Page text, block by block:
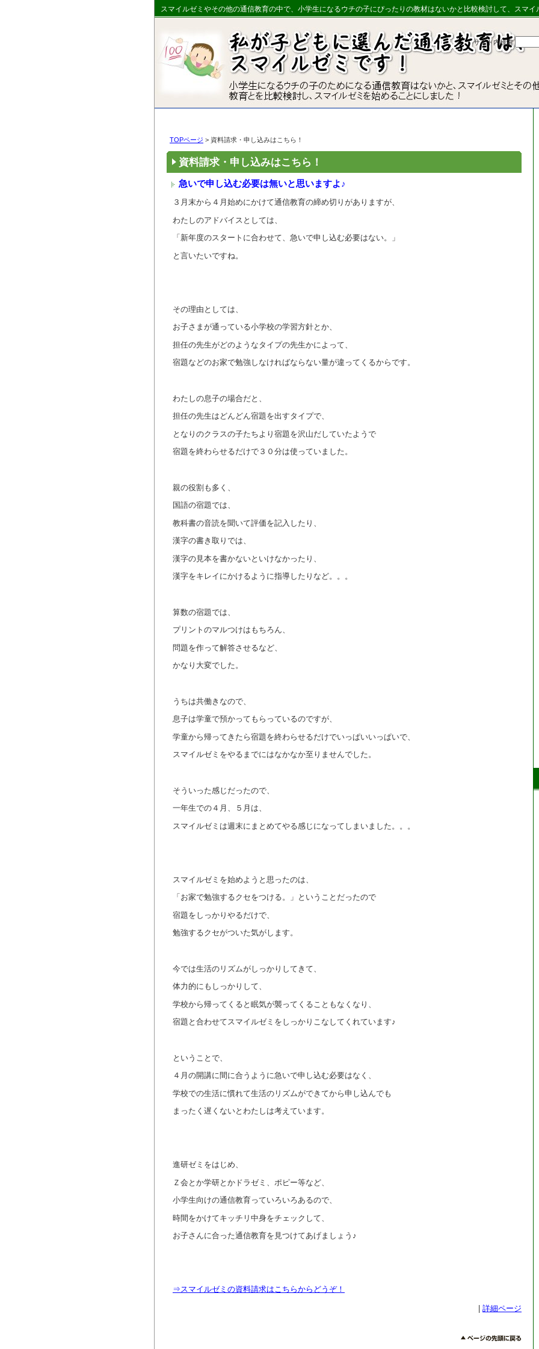
スマイルゼミやその他の通信教育の中で、小学生になるウチの子にぴったりの教材はないかと比較検討して、スマ
サイト内検索
TOPページ > 資料請求・申し込みはこちら！
資料請求・申し込みはこちら！
急いで申し込む必要は無いと思いますよ♪
３月末から４月始めにかけて通信教育の締め切りがありますが、
わたしのアドバイスとしては、
「新年度のスタートに合わせて、急いで申し込む必要はない。」
と言いたいですね。
その理由としては、
お子さまが通っている小学校の学習方針とか、
担任の先生がどのようなタイプの先生かによって、
宿題などのお家で勉強しなければならない量が違ってくるからです。
わたしの息子の場合だと、
担任の先生はどんどん宿題を出すタイプで、
となりのクラスの子たちより宿題を沢山だしていたようで
宿題を終わらせるだけで３０分は使っていました。
親の役割も多く、
国語の宿題では、
教科書の音読を聞いて評価を記入したり、
漢字の書き取りでは、
漢字の見本を書かないといけなかったり、
漢字をキレイにかけるように指導したりなど。。。
算数の宿題では、
プリントのマルつけはもちろん、
問題を作って解答させるなど、
かなり大変でした。
うちは共働きなので、
息子は学童で預かってもらっているのですが、
学童から帰ってきたら宿題を終わらせるだけでいっぱいいっぱいで、
スマイルゼミをやるまでにはなかなか至りませんでした。
そういった感じだったので、
一年生での４月、５月は、
スマイルゼミは週末にまとめてやる感じになってしまいました。。。
スマイルゼミを始めようと思ったのは、
「お家で勉強するクセをつける。」ということだったので
宿題をしっかりやるだけで、
勉強するクセがついた気がします。
今では生活のリズムがしっかりしてきて、
体力的にもしっかりして、
学校から帰ってくると眠気が襲ってくることもなくなり、
宿題と合わせてスマイルゼミをしっかりこなしてくれています♪
ということで、
４月の開講に間に合うように急いで申し込む必要はなく、
学校での生活に慣れて生活のリズムができてから申し込んでも
まったく遅くないとわたしは考えています。
進研ゼミをはじめ、
Ｚ会とか学研とかドラゼミ、ポピー等など、
小学生向けの通信教育っていろいろあるので、
時間をかけてキッチリ中身をチェックして、
お子さんに合った通信教育を見つけてあげましょう♪
⇒スマイルゼミの資料請求はこちらからどうぞ！
詳細ページ